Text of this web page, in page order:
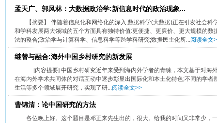
孟天广、郭凤林：大数据政治学:新信息时代的政治现象...
【摘要】 伴随着信息化和网络化的深入,数据科学(大数据)正在引发社会
和学科发展两大领域的五个方面具有独特价值:更便捷、更廉价、更大规模的
法的整合;政治学与计算科学、信息科学等跨学科研究;数据民主化所...阅读全文
继替与融合:海外中国乡村研究的新发展
[内容提要] 中国乡村研究近年来受到海内外学者的青睐，本文基于对海
在海内外学术共同体的对话互动中逐步彰显出国际化和本土化特色;不同的学
生活等多个领域展开研究，实现了研...阅读全文>>
曹锦清：论中国研究的方法
各位晚上好。这个题目是邓正来先生出的，很大。给我的时间又非常少，